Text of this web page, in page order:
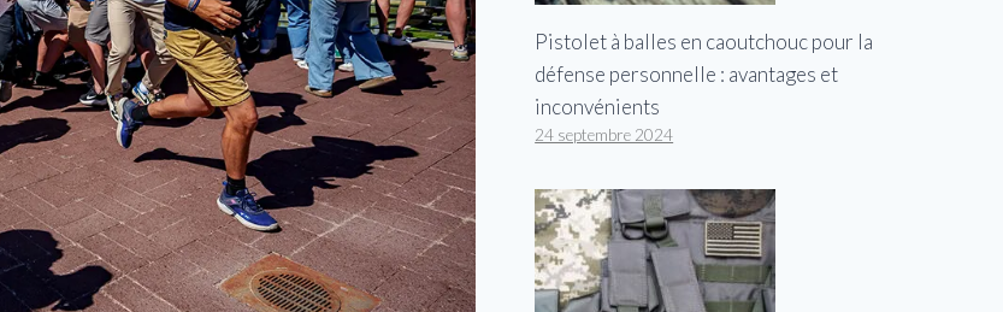
Pistolet à balles en caoutchouc pour la
défense personnelle : avantages et
inconvénients
24 septembre 2024